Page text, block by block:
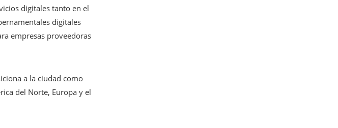
digitales tanto en el
digitales
empresas proveedoras
a la ciudad como
del Norte, Europa y el